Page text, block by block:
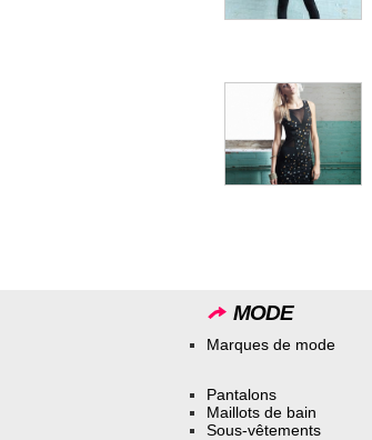
MODE
Marques de mode
Pantalons
Maillots de bain
Sous-vêtements